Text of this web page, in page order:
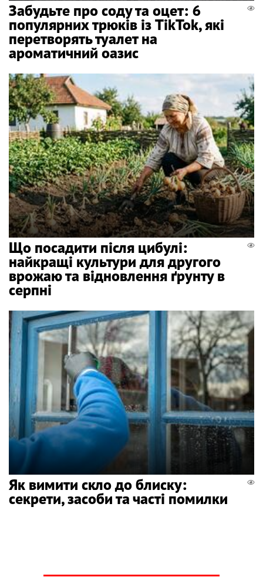
Забудьте про соду та оцет: 6
популярних трюків із TikTok, які
перетворять туалет на
ароматичний оазис
Що посадити після цибулі:
найкращі культури для другого
врожаю та відновлення ґрунту в
серпні
Як вимити скло до блиску:
секрети, засоби та часті помилки